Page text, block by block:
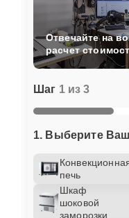
Шаг 1 из 3
1. Выберите
печь
Шкаф
шоковой
заморозки
Отвечайте на
расчет